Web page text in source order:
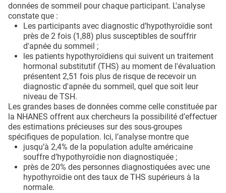
données de sommeil pour chaque participant. L'analyse
constate que :
Les participants avec diagnostic d’hypothyroïdie sont
près de 2 fois (1,88) plus susceptibles de souffrir
d'apnée du sommeil ;
les patients hypothyroïdiens qui suivent un traitement
hormonal substitutif (THS) au moment de l'évaluation
présentent 2,51 fois plus de risque de recevoir un
diagnostic d'apnée du sommeil, quel que soit leur
niveau de TSH.
Les grandes bases de données comme celle constituée par
la NHANES offrent aux chercheurs la possibilité d’effectuer
des estimations précieuses sur des sous-groupes
spécifiques de population. Ici, l’analyse montre que
jusqu’à 2,4% de la population adulte américaine
souffre d’hypothyroïdie non diagnostiquée ;
près de 20% des personnes diagnostiquées avec une
hypothyroïdie ont des taux de THS supérieurs à la
normale.